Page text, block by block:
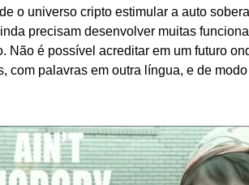
o universo cripto estimular a auto
precisam desenvolver muitas
Não é possível acreditar em um futuro
com palavras em outra língua, e de